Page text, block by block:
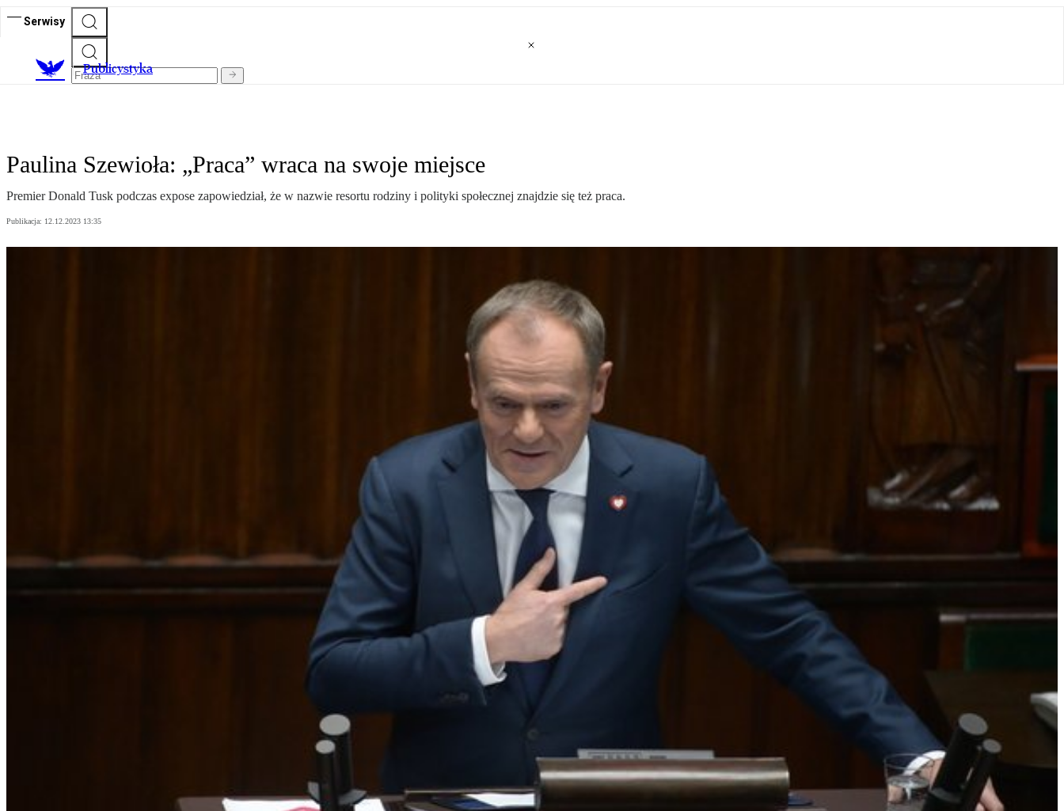
Serwisy
Publicystyka
Paulina Szewioła: „Praca” wraca na swoje miejsce
Premier Donald Tusk podczas expose zapowiedział, że w nazwie resortu rodziny i polityki społecznej znajdzie się też praca.
Publikacja: 12.12.2023 13:35